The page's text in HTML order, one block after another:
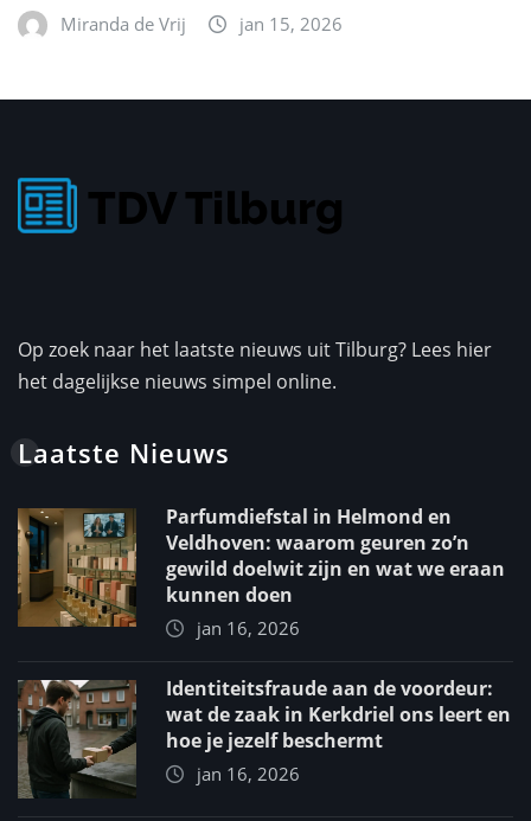
Miranda de Vrij jan 15, 2026
Op zoek naar het laatste nieuws uit Tilburg? Lees hier
het dagelijkse nieuws simpel online.
Laatste Nieuws
Parfumdiefstal in Helmond en
Veldhoven: waarom geuren zo’n
gewild doelwit zijn en wat we eraan
kunnen doen
jan 16, 2026
Identiteitsfraude aan de voordeur:
wat de zaak in Kerkdriel ons leert en
hoe je jezelf beschermt
jan 16, 2026